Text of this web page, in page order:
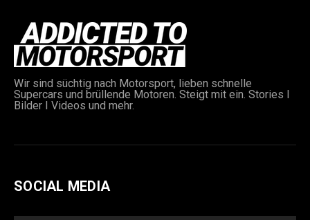
Wir sind süchtig nach Motorsport, lieben schnelle
Supercars und brüllende Motoren. Steigt mit ein. Stories I
Bilder I Videos und mehr.
SOCIAL MEDIA